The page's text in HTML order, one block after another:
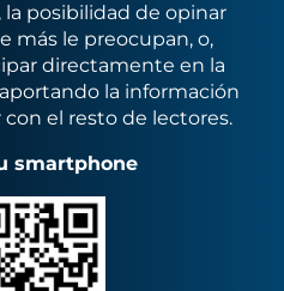
la posibilidad de opinar
más le preocupan, o,
directamente en la
la información
el resto de lectores.
smartphone